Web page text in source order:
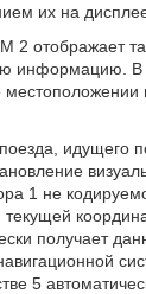
их на
2 отображает
информацию. В
идущего
1 не
получает
5